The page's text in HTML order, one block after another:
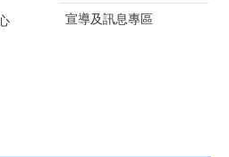
宣導及訊息專區